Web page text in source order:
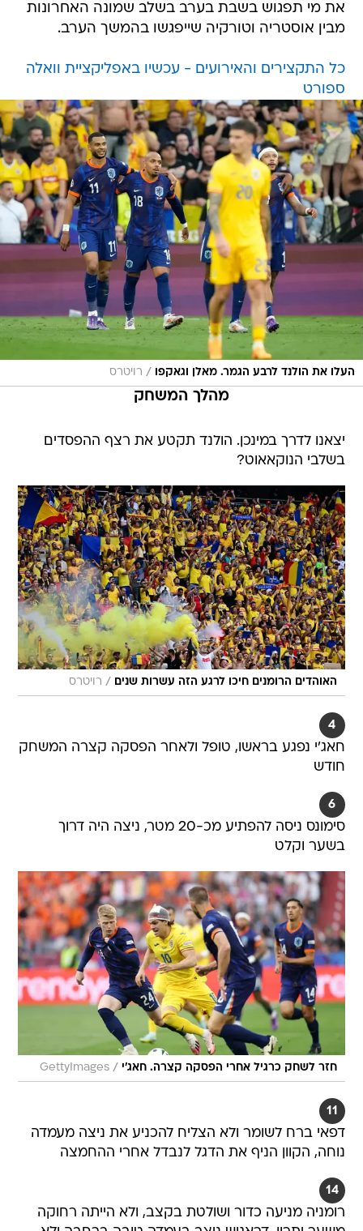
את מי תפגוש בשבת בערב בשלב שמונה האחרונות
מבין אוסטריה וטורקיה שייפגשו בהמשך הערב.
כל התקצירים והאירועים - עכשיו באפליקציית וואלה
ספורט
העלו את הולנד לרבע הגמר. מאלן וגאקפו / רויטרס
מהלך המשחק
יצאנו לדרך במינכן. הולנד תקטע את רצף ההפסדים
בשלבי הנוקאאוט?
האוהדים הרומנים חיכו לרגע הזה עשרות שנים / רויטרס
4
חאג'י נפגע בראשו, טופל ולאחר הפסקה קצרה המשחק
חודש
6
סימונס ניסה להפתיע מכ-20 מטר, ניצה היה דרוך
בשער וקלט
חזר לשחק כרגיל אחרי הפסקה קצרה. חאג'י /
GettyImages
11
דפאי ברח לשומר ולא הצליח להכניע את ניצה מעמדה
נוחה, הקוון הניף את הדגל לנבדל אחרי ההחמצה
14
רומניה מניעה כדור ושולטת בקצב, ולא הייתה רחוקה